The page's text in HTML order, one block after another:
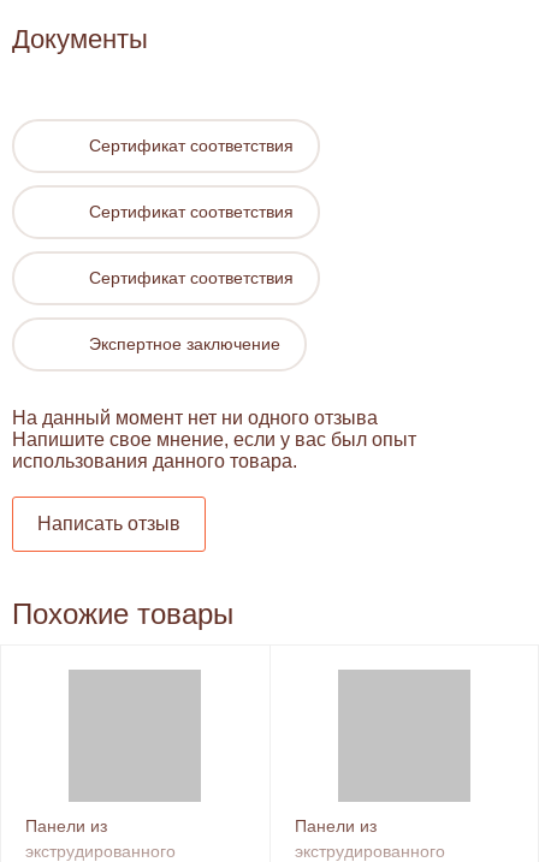
Документы
Сертификат соответствия
Сертификат соответствия
Сертификат соответствия
Экспертное заключение
На данный момент нет ни одного отзыва
Напишите свое мнение, если у вас был опыт
использования данного товара.
Написать отзыв
Похожие товары
Панели из
экструдированного
Панели из
экструдированного